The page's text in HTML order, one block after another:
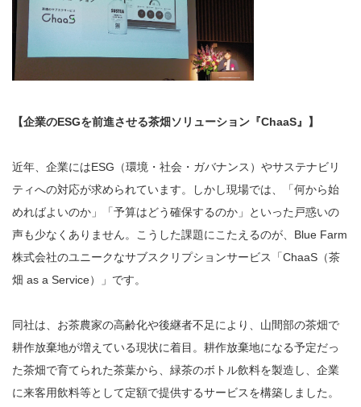
【企業のESGを前進させる茶畑ソリューション『ChaaS』】
近年、企業にはESG（環境・社会・ガバナンス）やサステナビリ
ティへの対応が求められています。しかし現場では、「何から始
めればよいのか」「予算はどう確保するのか」といった戸惑いの
声も少なくありません。こうした課題にこたえるのが、Blue Farm
株式会社のユニークなサブスクリプションサービス「ChaaS（茶
畑 as a Service）」です。
同社は、お茶農家の高齢化や後継者不足により、山間部の茶畑で
耕作放棄地が増えている現状に着目。耕作放棄地になる予定だっ
た茶畑で育てられた茶葉から、緑茶のボトル飲料を製造し、企業
に来客用飲料等として定額で提供するサービスを構築しました。